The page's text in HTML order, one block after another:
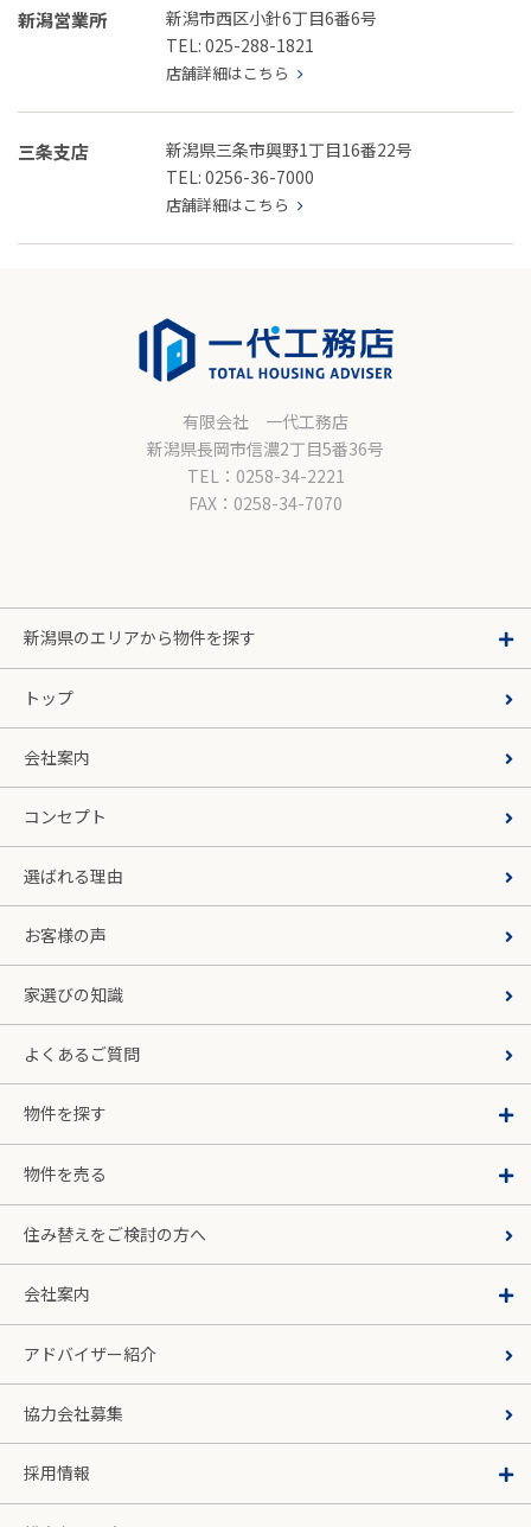
新潟営業所
新潟市西区小針6丁目6番6号
TEL: 025-288-1821
店舗詳細はこちら
三条支店
新潟県三条市興野1丁目16番22号
TEL: 0256-36-7000
店舗詳細はこちら
有限会社 一代工務店
新潟県長岡市信濃2丁目5番36号
TEL：0258-34-2221
FAX：0258-34-7070
新潟県のエリアから物件を探す
トップ
会社案内
コンセプト
選ばれる理由
お客様の声
家選びの知識
よくあるご質問
物件を探す
物件を売る
住み替えをご検討の方へ
会社案内
アドバイザー紹介
協力会社募集
採用情報